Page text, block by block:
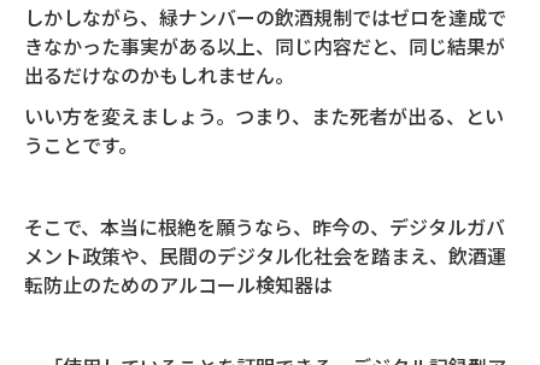
しかしながら、緑ナンバーの飲酒規制ではゼロを達成で
きなかった事実がある以上、同じ内容だと、同じ結果が
出るだけなのかもしれません。
いい方を変えましょう。つまり、また死者が出る、とい
うことです。
そこで、本当に根絶を願うなら、昨今の、デジタルガバ
メント政策や、民間のデジタル化社会を踏まえ、飲酒運
転防止のためのアルコール検知器は